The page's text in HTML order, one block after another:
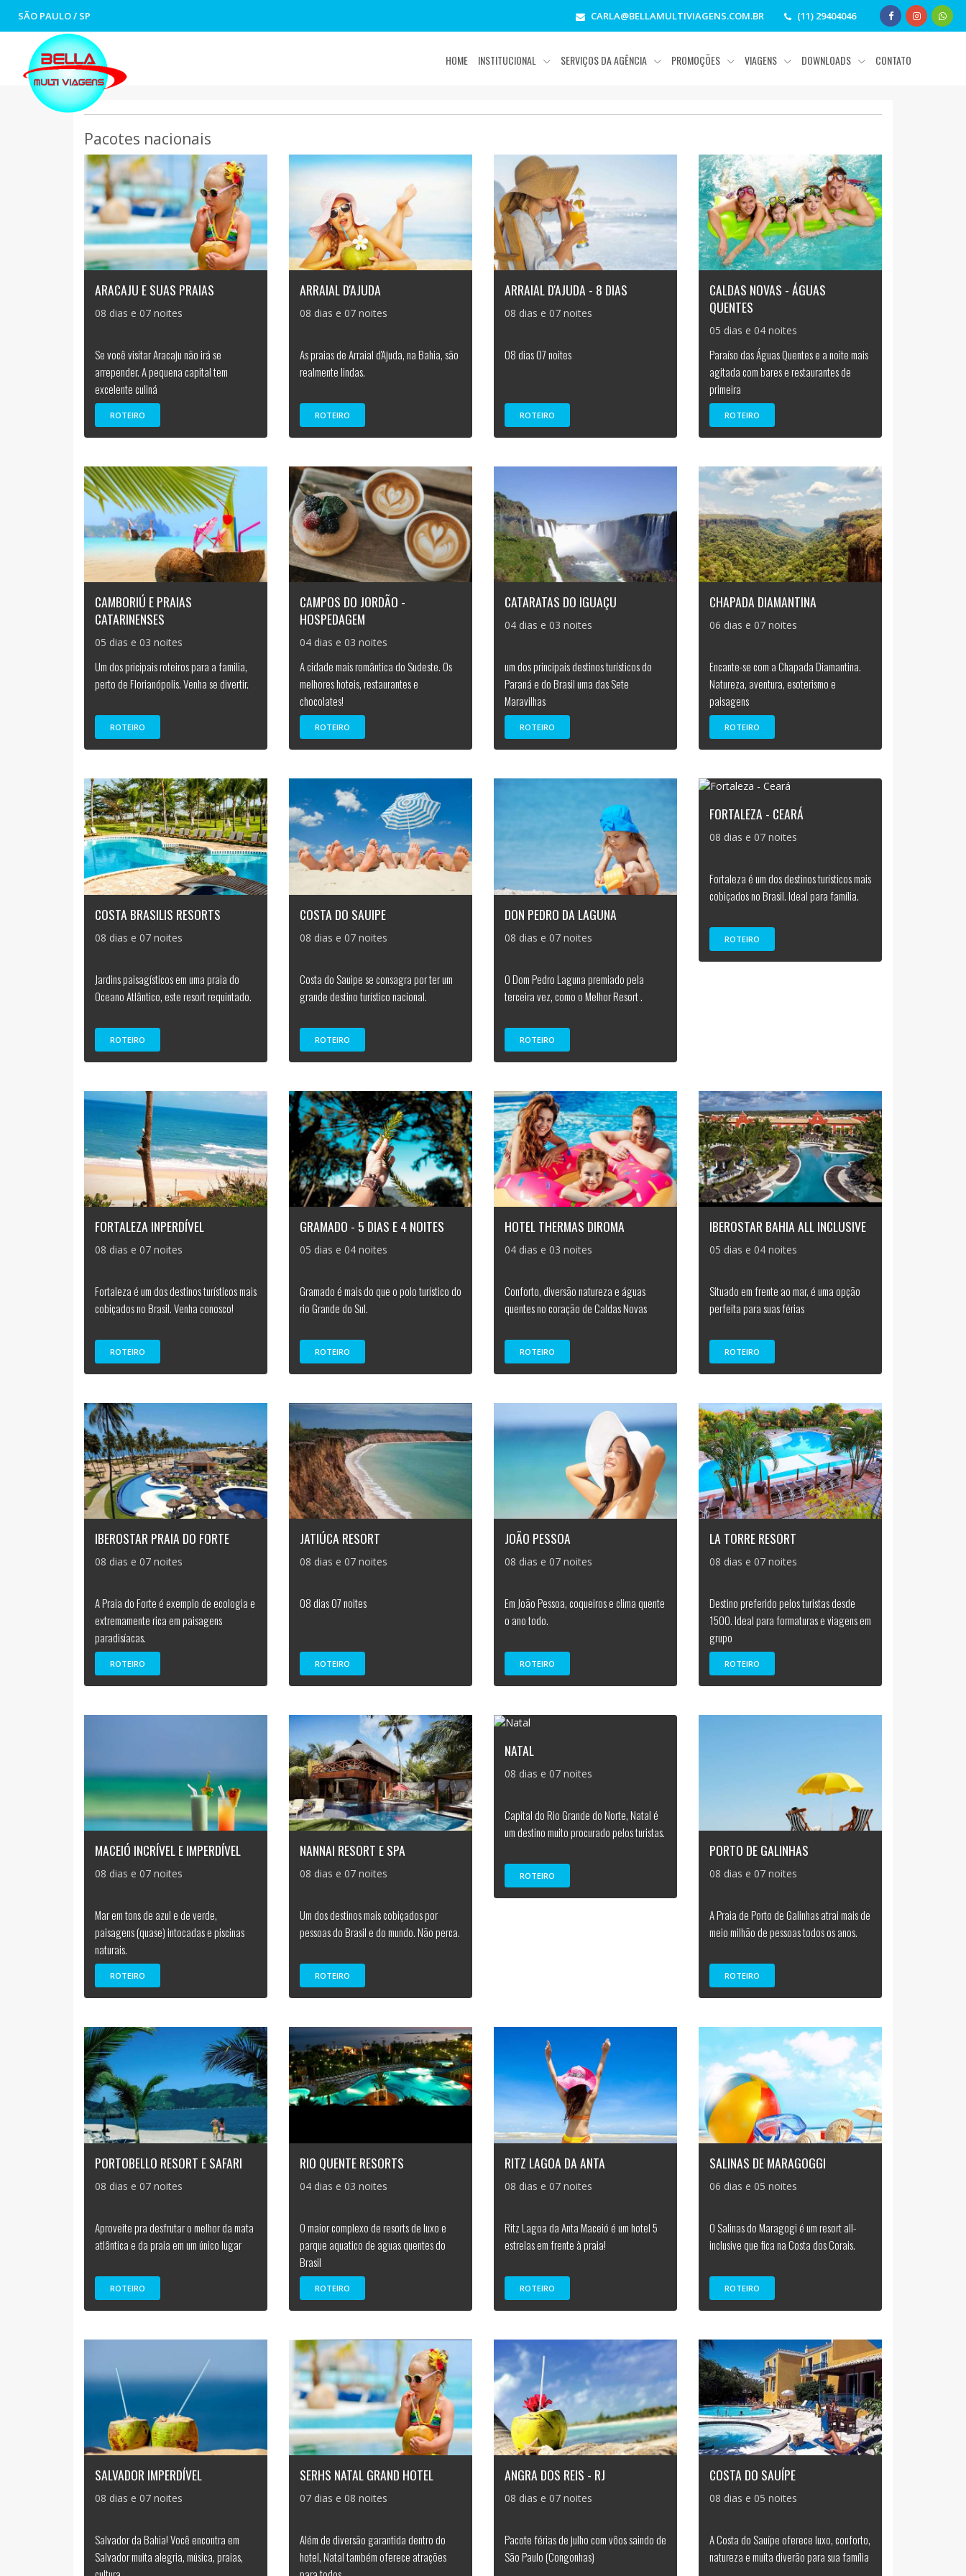
SÃO PAULO / SP CARLA@BELLAMULTIVIAGENS.COM.BR (11) 29404046
HOME INSTITUCIONAL SERVIÇOS DA AGÊNCIA PROMOÇÕES VIAGENS DOWNLOADS CONTATO
Pacotes nacionais
ARACAJU E SUAS PRAIAS
08 dias e 07 noites
Se você visitar Aracaju não irá se
arrepender. A pequena capital tem
excelente culiná
ROTEIRO
ARRAIAL D'AJUDA
08 dias e 07 noites
As praias de Arraial d'Ajuda, na Bahia, são
realmente lindas.
ROTEIRO
ARRAIAL D'AJUDA - 8 DIAS
08 dias e 07 noites
08 dias 07 noites
ROTEIRO
CALDAS NOVAS - ÁGUAS
QUENTES
05 dias e 04 noites
Paraíso das Águas Quentes e a noite mais
agitada com bares e restaurantes de
primeira
ROTEIRO
CAMBORIÚ E PRAIAS
CATARINENSES
05 dias e 03 noites
Um dos pricipais roteiros para a familia,
perto de Florianópolis. Venha se divertir.
ROTEIRO
CAMPOS DO JORDÃO -
HOSPEDAGEM
04 dias e 03 noites
A cidade mais romântica do Sudeste. Os
melhores hoteis, restaurantes e
chocolates!
ROTEIRO
CATARATAS DO IGUAÇU
04 dias e 03 noites
um dos principais destinos turísticos do
Paraná e do Brasil uma das Sete
Maravilhas
ROTEIRO
CHAPADA DIAMANTINA
06 dias e 07 noites
Encante-se com a Chapada Diamantina.
Natureza, aventura, esoterismo e
paisagens
ROTEIRO
COSTA BRASILIS RESORTS
08 dias e 07 noites
Jardins paisagísticos em uma praia do
Oceano Atlântico, este resort requintado.
ROTEIRO
COSTA DO SAUIPE
08 dias e 07 noites
Costa do Sauipe se consagra por ter um
grande destino turístico nacional.
ROTEIRO
DON PEDRO DA LAGUNA
08 dias e 07 noites
O Dom Pedro Laguna premiado pela
terceira vez, como o Melhor Resort .
ROTEIRO
FORTALEZA - CEARÁ
08 dias e 07 noites
Fortaleza é um dos destinos turísticos mais
cobiçados no Brasil. Ideal para família.
ROTEIRO
FORTALEZA INPERDÍVEL
08 dias e 07 noites
Fortaleza é um dos destinos turísticos mais
cobiçados no Brasil. Venha conosco!
ROTEIRO
GRAMADO - 5 DIAS E 4 NOITES
05 dias e 04 noites
Gramado é mais do que o polo turístico do
rio Grande do Sul.
ROTEIRO
HOTEL THERMAS DIROMA
04 dias e 03 noites
Conforto, diversão natureza e águas
quentes no coração de Caldas Novas
ROTEIRO
IBEROSTAR BAHIA ALL INCLUSIVE
05 dias e 04 noites
Situado em frente ao mar, é uma opção
perfeita para suas férias
ROTEIRO
IBEROSTAR PRAIA DO FORTE
08 dias e 07 noites
A Praia do Forte é exemplo de ecologia e
extremamente rica em paisagens
paradisíacas.
ROTEIRO
JATIÚCA RESORT
08 dias e 07 noites
08 dias 07 noites
ROTEIRO
JOÃO PESSOA
08 dias e 07 noites
Em João Pessoa, coqueiros e clima quente
o ano todo.
ROTEIRO
LA TORRE RESORT
08 dias e 07 noites
Destino preferido pelos turistas desde
1500. Ideal para formaturas e viagens em
grupo
ROTEIRO
MACEIÓ INCRÍVEL E IMPERDÍVEL
08 dias e 07 noites
Mar em tons de azul e de verde,
paisagens (quase) intocadas e piscinas
naturais.
ROTEIRO
NANNAI RESORT E SPA
08 dias e 07 noites
Um dos destinos mais cobiçados por
pessoas do Brasil e do mundo. Não perca.
ROTEIRO
NATAL
08 dias e 07 noites
Capital do Rio Grande do Norte, Natal é
um destino muito procurado pelos turistas.
ROTEIRO
PORTO DE GALINHAS
08 dias e 07 noites
A Praia de Porto de Galinhas atrai mais de
meio milhão de pessoas todos os anos.
ROTEIRO
PORTOBELLO RESORT E SAFARI
08 dias e 07 noites
Aproveite pra desfrutar o melhor da mata
atlântica e da praia em um único lugar
ROTEIRO
RIO QUENTE RESORTS
04 dias e 03 noites
O maior complexo de resorts de luxo e
parque aquatico de aguas quentes do
Brasil
ROTEIRO
RITZ LAGOA DA ANTA
08 dias e 07 noites
Ritz Lagoa da Anta Maceió é um hotel 5
estrelas em frente à praia!
ROTEIRO
SALINAS DE MARAGOGGI
06 dias e 05 noites
O Salinas do Maragogi é um resort all-
inclusive que fica na Costa dos Corais.
ROTEIRO
SALVADOR IMPERDÍVEL
08 dias e 07 noites
Salvador da Bahia! Você encontra em
Salvador muita alegria, música, praias,
SERHS NATAL GRAND HOTEL
07 dias e 08 noites
Além de diversão garantida dentro do
hotel, Natal também oferece atrações
ANGRA DOS REIS - RJ
08 dias e 07 noites
Pacote férias de julho com vôos saindo de
São Paulo (Congonhas)
COSTA DO SAUÍPE
08 dias e 05 noites
A Costa do Sauípe oferece luxo, conforto,
natureza e muita diverão para sua família